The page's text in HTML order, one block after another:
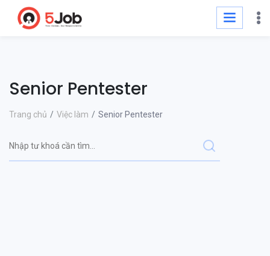
Senior Pentester
Trang chủ Việc làm Senior Pentester